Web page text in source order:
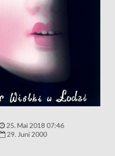
25. Mai 2018 07:46
29. Juni 2000